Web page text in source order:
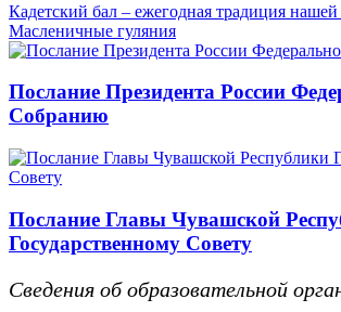
Кадетский бал – ежегодная традиция
Масленичные гуляния
Послание Президента России
Собранию
Послание Главы Чувашской
Государственному Совету
Сведения об образовательной